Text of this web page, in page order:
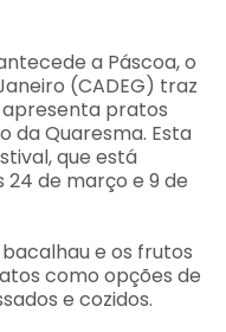
a Páscoa, o
(CADEG) traz
apresenta pratos
da Quaresma. Esta
que está
24 de março e 9 de
e os frutos
como opções de
e cozidos.